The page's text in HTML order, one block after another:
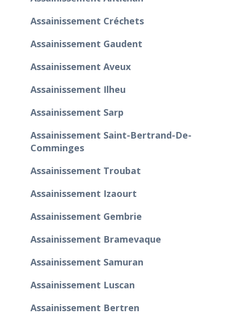
Assainissement Créchets
Assainissement Gaudent
Assainissement Aveux
Assainissement Ilheu
Assainissement Sarp
Assainissement Saint-Bertrand-De-
Comminges
Assainissement Troubat
Assainissement Izaourt
Assainissement Gembrie
Assainissement Bramevaque
Assainissement Samuran
Assainissement Luscan
Assainissement Bertren